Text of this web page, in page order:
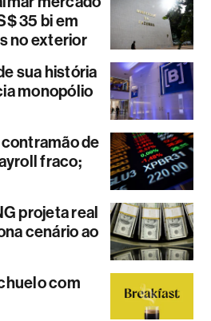
35 bi em
no exterior
sua história
monopólio
de
fraco;
projeta real
cenário ao
com